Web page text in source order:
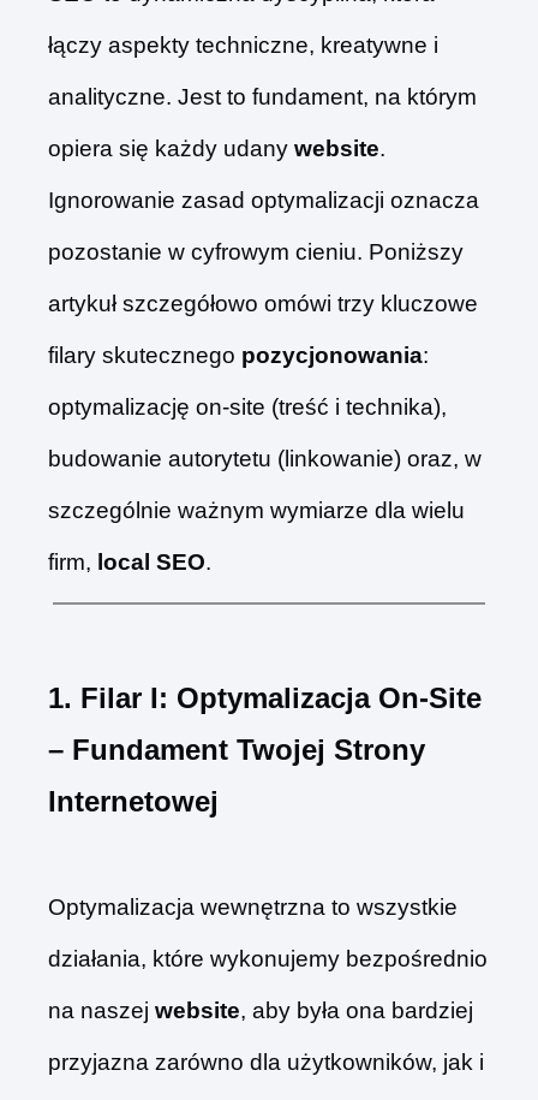
łączy aspekty techniczne, kreatywne i
analityczne. Jest to fundament, na którym
opiera się każdy udany website.
Ignorowanie zasad optymalizacji oznacza
pozostanie w cyfrowym cieniu. Poniższy
artykuł szczegółowo omówi trzy kluczowe
filary skutecznego pozycjonowania:
optymalizację on-site (treść i technika),
budowanie autorytetu (linkowanie) oraz, w
szczególnie ważnym wymiarze dla wielu
firm, local SEO.
1. Filar I: Optymalizacja On-Site
– Fundament Twojej Strony
Internetowej
Optymalizacja wewnętrzna to wszystkie
działania, które wykonujemy bezpośrednio
na naszej website, aby była ona bardziej
przyjazna zarówno dla użytkowników, jak i